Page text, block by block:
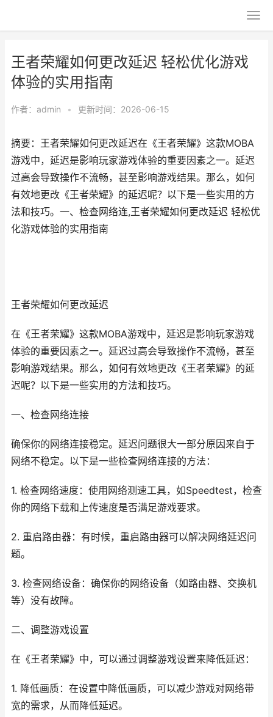
王者荣耀如何更改延迟 轻松优化游戏
体验的实用指南
作者： admin • 更新时间：2026-06-15
摘要：王者荣耀如何更改延迟在《王者荣耀》这款MOBA
游戏中，延迟是影响玩家游戏体验的重要因素之一。延迟
过高会导致操作不流畅，甚至影响游戏结果。那么，如何
有效地更改《王者荣耀》的延迟呢？以下是一些实用的方
法和技巧。一、检查网络连,王者荣耀如何更改延迟 轻松优
化游戏体验的实用指南
王者荣耀如何更改延迟
在《王者荣耀》这款MOBA游戏中，延迟是影响玩家游戏
体验的重要因素之一。延迟过高会导致操作不流畅，甚至
影响游戏结果。那么，如何有效地更改《王者荣耀》的延
迟呢？以下是一些实用的方法和技巧。
一、检查网络连接
确保你的网络连接稳定。延迟问题很大一部分原因来自于
网络不稳定。以下是一些检查网络连接的方法：
1. 检查网络速度：使用网络测速工具，如Speedtest，检查
你的网络下载和上传速度是否满足游戏要求。
2. 重启路由器：有时候，重启路由器可以解决网络延迟问
题。
3. 检查网络设备：确保你的网络设备（如路由器、交换机
等）没有故障。
二、调整游戏设置
在《王者荣耀》中，可以通过调整游戏设置来降低延迟：
1. 降低画质：在设置中降低画质，可以减少游戏对网络带
宽的需求，从而降低延迟。